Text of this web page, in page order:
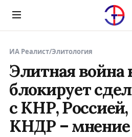
Menu
ИА Реалист/Элитология
Элитная
блокирует
с КНР,
КНДР – мнение